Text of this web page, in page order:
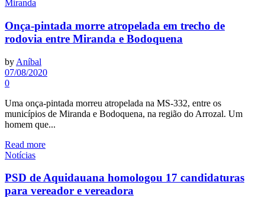
Miranda
Onça-pintada morre atropelada em trecho de
rodovia entre Miranda e Bodoquena
by Aníbal
07/08/2020
0
Uma onça-pintada morreu atropelada na MS-332, entre os
municípios de Miranda e Bodoquena, na região do Arrozal. Um
homem que...
Read more
Notícias
PSD de Aquidauana homologou 17 candidaturas
para vereador e vereadora